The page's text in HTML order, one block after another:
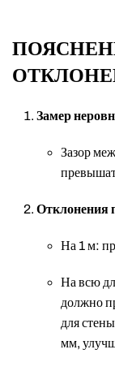
Замер
Зазор
Отклонения
На 1 м:
На всю
должно
для
мм,